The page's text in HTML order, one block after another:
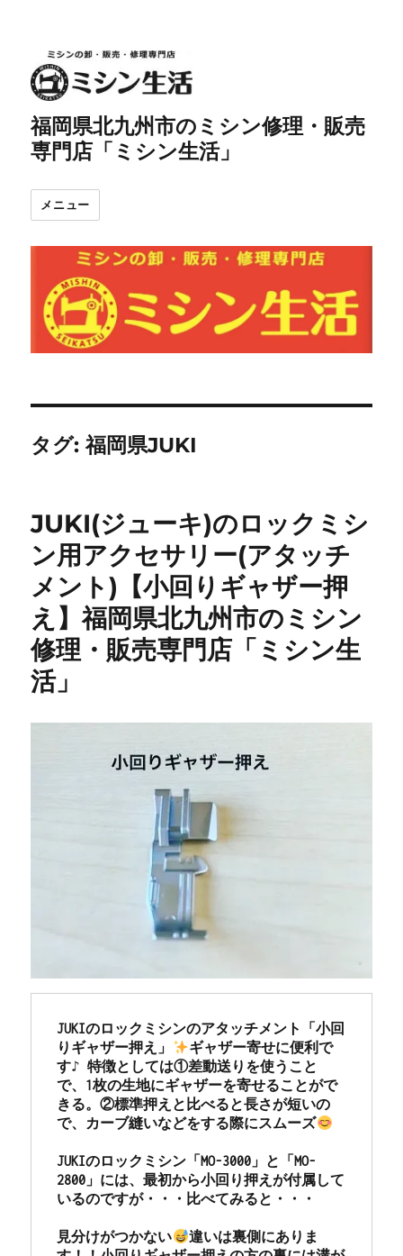
福岡県北九州市のミシン修理・販売
専門店「ミシン生活」
メニュー
タグ:福岡県JUKI
JUKI(ジューキ)のロックミシ
ン用アクセサリー(アタッチ
メント)【小回りギャザー押
え】福岡県北九州市のミシン
修理・販売専門店「ミシン生
活」
JUKIのロックミシンのアタッチメント「小回
りギャザー押え」
ギャザー寄せに便利で
す♪ 特徴としては①差動送りを使うこと
で、1枚の生地にギャザーを寄せることがで
きる。②標準押えと比べると長さが短いの
で、カーブ縫いなどをする際にスムーズ
JUKIのロックミシン「MO-3000」と「MO-
2800」には、最初から小回り押えが付属して
いるのですが・・・比べてみると・・・
見分けがつかない
違いは裏側にありま